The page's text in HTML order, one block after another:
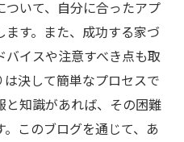
いて、自分に合ったアプ
す。また、成功する家づ
バイスや注意すべき点も取
決して簡単なプロセスで
知識があれば、その困難
このブログを通じて、あ